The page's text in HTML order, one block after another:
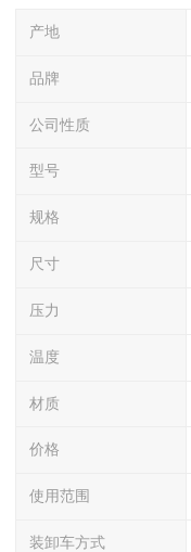
产地
品牌
公司性质
型号
规格
尺寸
压力
温度
材质
价格
使用范围
装卸车方式